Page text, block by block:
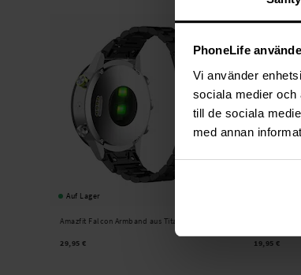
PhoneLife
Vi använder
sociala medier och
till de sociala
med annan
Auf Lager
Amazfit Falcon Armband aus Titan Schwarz
29,95 € 19,95 €